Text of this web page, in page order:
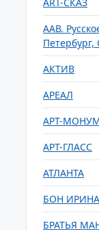
ААВ.
АКТИВ
АРЕАЛ
АРТ-
АРТ-ГЛАСС
АТЛАНТА
БОН ИРИНА
БРАТЬЯ